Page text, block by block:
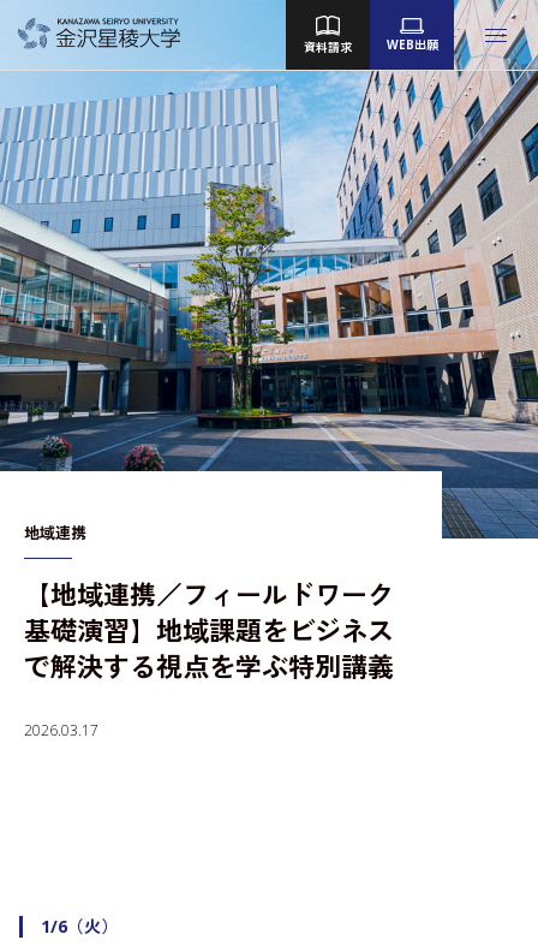
女子短期大学部 大学院
Language
大学案内
教育／学部・大学院
産学地域連携・研究
留学・国際交流
キャンパスライフ
就職・資格
入学者選抜情報
資料請求 WEB出願
地域連携
【地域連携／フィールドワーク
基礎演習】地域課題をビジネス
で解決する視点を学ぶ特別講義
2026.03.17
1/6（火）